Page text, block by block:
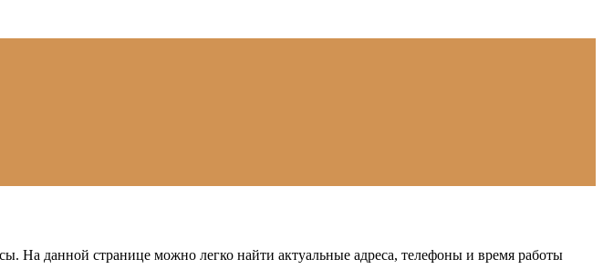
данной странице можно легко найти актуальные адреса, телефоны и время работы